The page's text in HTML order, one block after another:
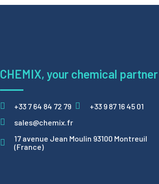
CHEMIX, your chemical partner
+33 7 64 84 72 79
+33 9 87 16 45 01
sales@chemix.fr
17 avenue Jean Moulin 93100 Montreuil
(France)